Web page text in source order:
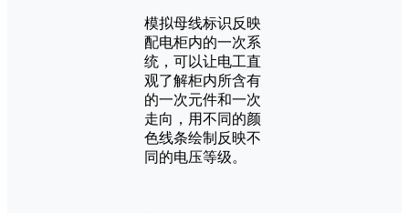
模拟母线标识反映
配电柜内的一次系
统，可以让电工直
观了解柜内所含有
的一次元件和一次
走向，用不同的颜
色线条绘制反映不
同的电压等级。